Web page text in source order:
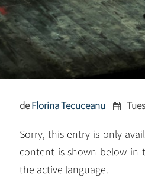
deFlorina Tecuceanu
Sorry, this entry is only
content is shown below in
the active language.